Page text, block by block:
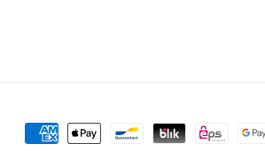
Betaalmethoden